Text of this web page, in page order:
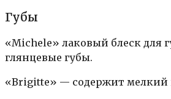
Губы
«Michele» лаковый блеск для
глянцевые губы.
«Brigitte» — содержит мелкий